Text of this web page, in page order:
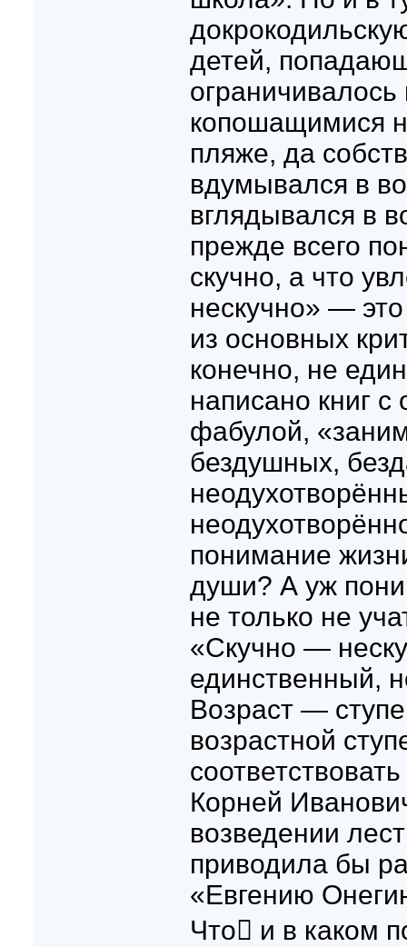
детей,
копошащимися
пляже, да
вдумывался в
вглядывался в
прежде всего
скучно, а что
нескучно» —
из основных
конечно, не
написано книг с
фабулой,
бездушных,
понимание
души? А уж
не только не
«Скучно —
единственный,
Возраст —
возрастной
Корней
возведении
приводила бы
«Евгению
Что и в каком